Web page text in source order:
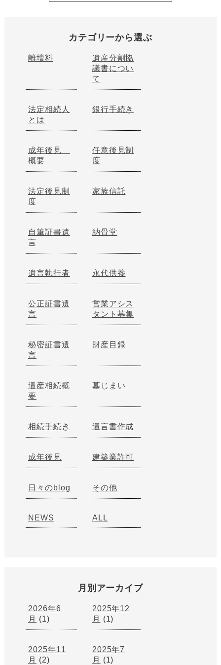
カテゴリーから選ぶ
離壇料
遺産分割協
議書につい
て
法定相続人
とは
銀行手続き
成年後見
概要
任意後見制
度
法定後見制
度
家族信託
自筆証書遺
言
納骨堂
遺言執行者 永代供養
公正証書遺
言
営業アシス
タント募集
秘密証書遺
言
財産目録
遺産相続概
要
墓じまい
相続手続き 遺言書作成
成年後見 建築業許可
日々のblog その他
NEWS ALL
月別アーカイブ
2026年6
月
(1)
2025年12
月
(1)
2025年11
月
(2)
2025年7
月
(1)